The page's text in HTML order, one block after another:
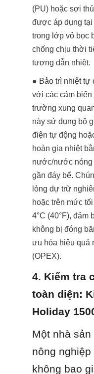
(PU) hoặc sợi
được áp dụng tại
trong lớp vỏ bọc
chống chịu thời
tượng dẫn nhiệt.
● Bảo trì nhiệt tự
với các cảm biến
trường xung
này sử dụng bộ
điện tự động
hoàn gia nhiệt
nước/nước nóng
gần đáy bể.
lỏng dự trữ
hoặc trên mức
4°C (40°F), đảm
không bị đóng
ưu hóa hiệu quả
(OPEX).
4. Kiểm tra
toàn diện:
Holiday
Một nhà
nông nghiệp
không bao